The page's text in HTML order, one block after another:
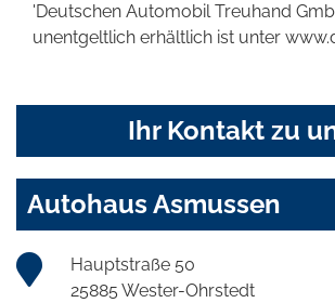
'Deutschen Automobil Treuhand
unentgeltlich erhältlich ist unter
Ihr Kontakt zu
Autohaus Asmussen
Hauptstraße 50
25885 Wester-Ohrstedt